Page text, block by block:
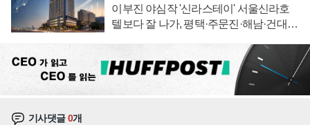
이부진 야심작 '신라스테이' 서울신라호
텔보다 잘 나가, 평택·주문진·해남·건대로
기사댓글0개